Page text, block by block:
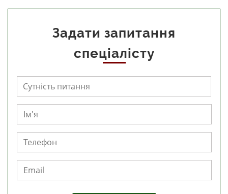
Задати запитання
спеціалісту